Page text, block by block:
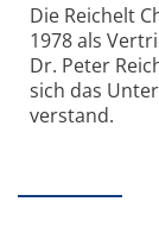
Die Reichelt
1978 als
Dr. Peter
sich das
verstand.